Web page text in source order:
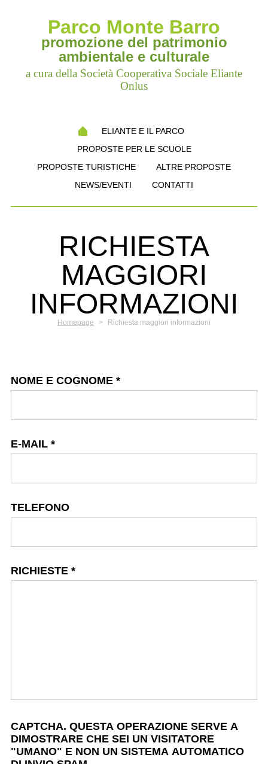
Parco Monte Barro
promozione del patrimonio
ambientale e culturale
a cura della Società Cooperativa Sociale Eliante
Onlus
ELIANTE E IL PARCO
PROPOSTE PER LE SCUOLE
PROPOSTE TURISTICHE
ALTRE PROPOSTE
NEWS/EVENTI
CONTATTI
RICHIESTA
MAGGIORI
INFORMAZIONI
Homepage > Richiesta maggiori informazioni
NOME E COGNOME *
E-MAIL *
TELEFONO
RICHIESTE *
CAPTCHA. QUESTA OPERAZIONE SERVE A
DIMOSTRARE CHE SEI UN VISITATORE
"UMANO" E NON UN SISTEMA AUTOMATICO